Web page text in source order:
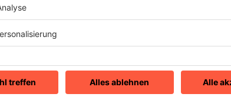
1984